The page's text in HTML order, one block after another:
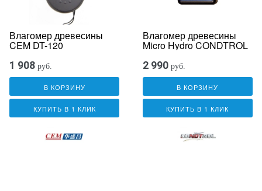
Влагомер древесины
CEM DT-120
1 908 руб.
В КОРЗИНУ
КУПИТЬ В 1 КЛИК
Влагомер древесины
Micro Hydro CONDTROL
2 990 руб.
В КОРЗИНУ
КУПИТЬ В 1 КЛИК